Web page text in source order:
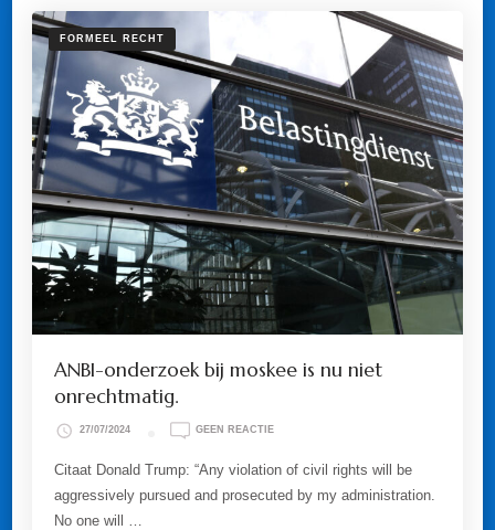
FORMEEL RECHT
ANBI-onderzoek bij moskee is nu niet
onrechtmatig.
27/07/2024 GEEN REACTIEOP
ONDERZOEK
BIJ
MOSKEE
Citaat Donald Trump: “Any violation of civil rights will be
aggressively pursued and prosecuted by my administration.
No one will …